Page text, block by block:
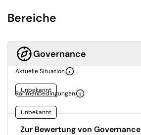
Bereiche
Governance
Aktuelle Situation
Unbekannt
Rahmenbedingungen
Unbekannt
Zur Bewertung von Governance